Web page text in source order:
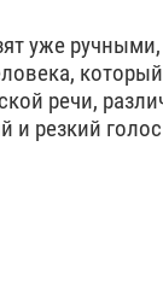
уже
речи,
и резкий